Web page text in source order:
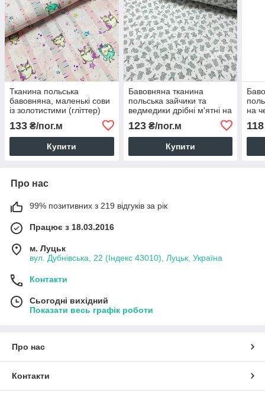
Тканина польська
бавовняна, маленькі сови
із золотистими (гліттер)
рожевому (0081)
133 ₴/пог.м
Купити
Бавовняна тканина
польська зайчики та
ведмедики дрібні м'ятні на
123₴/пог.м
Купити
на
118
Про нас
99% позитивних з 219 відгуків за рік
Працює з 18.03.2016
м. Луцьк
вул. Дубнівська, 22 (Індекс 43010), Луцьк, Україна
Контакти
Сьогодні вихідний
Показати весь графік роботи
Про нас
Контакти